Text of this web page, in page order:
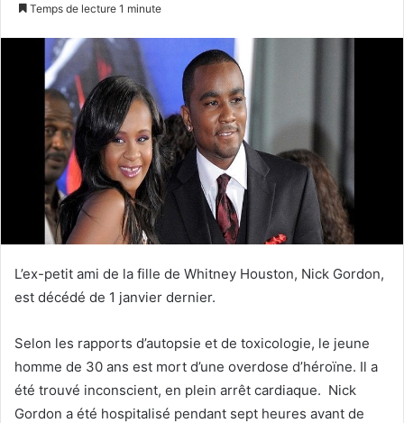
Temps de lecture 1 minute
L’ex-petit ami de la fille de Whitney Houston, Nick Gordon,
est décédé de 1 janvier dernier.
Selon les rapports d’autopsie et de toxicologie, le jeune
homme de 30 ans est mort d’une overdose d’héroïne. Il a
été trouvé inconscient, en plein arrêt cardiaque. Nick
Gordon a été hospitalisé pendant sept heures avant de